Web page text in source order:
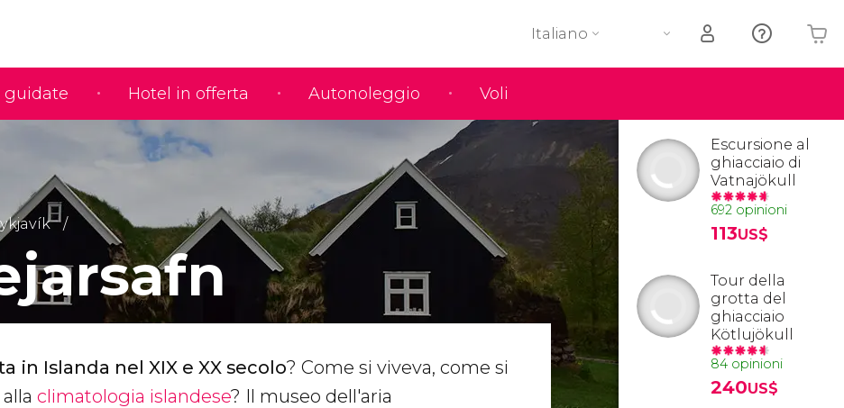
guidate Hotel in offerta Autonoleggio Voli
Italiano
in Islanda nel XIX e XX secolo? Come si viveva, come si
climatologia islandese? Il museo dell'aria
Escursione al
ghiacciaio di
Vatnajökull
692 opinioni
113US$
Tour della
grotta del
ghiacciaio
Kötlujökull
84 opinioni
240US$